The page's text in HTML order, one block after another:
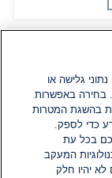
גלישה או
בחירה באפשרות
בהשגת המטרות
כדי לספק.
בכל עת
המעקב
לא יהיו חלק